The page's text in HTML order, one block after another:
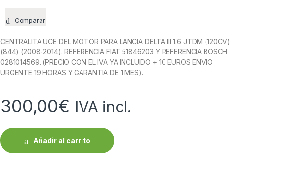
Comparar
CENTRALITA UCE DEL MOTOR PARA LANCIA DELTA III 1.6 JTDM (120CV)
(844) (2008-2014). REFERENCIA FIAT 51846203 Y REFERENCIA BOSCH
0281014569. (PRECIO CON EL IVA YA INCLUIDO + 10 EUROS ENVIO
URGENTE 19 HORAS Y GARANTIA DE 1 MES).
300,00€ IVA incl.
Añadir al carrito